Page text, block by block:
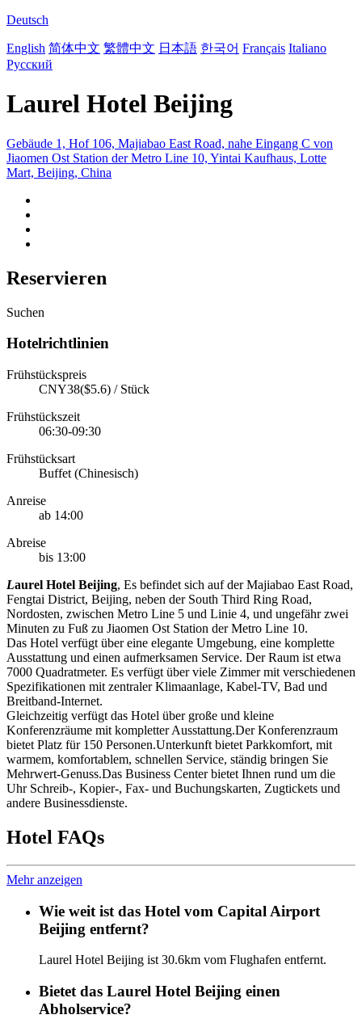
Deutsch
English 简体中文 繁體中文 日本語 한국어 Français Italiano
Русский
Laurel Hotel Beijing
Gebäude 1, Hof 106, Majiabao East Road, nahe Eingang C von
Jiaomen Ost Station der Metro Line 10, Yintai Kaufhaus, Lotte
Mart, Beijing, China
Reservieren
Suchen
Hotelrichtlinien
Frühstückspreis
CNY38($5.6) / Stück
Frühstückszeit
06:30-09:30
Frühstücksart
Buffet (Chinesisch)
Anreise
ab 14:00
Abreise
bis 13:00
Laurel Hotel Beijing, Es befindet sich auf der Majiabao East Road,
Fengtai District, Beijing, neben der South Third Ring Road,
Nordosten, zwischen Metro Line 5 und Linie 4, und ungefähr zwei
Minuten zu Fuß zu Jiaomen Ost Station der Metro Line 10.
Das Hotel verfügt über eine elegante Umgebung, eine komplette
Ausstattung und einen aufmerksamen Service. Der Raum ist etwa
7000 Quadratmeter. Es verfügt über viele Zimmer mit verschiedenen
Spezifikationen mit zentraler Klimaanlage, Kabel-TV, Bad und
Breitband-Internet.
Gleichzeitig verfügt das Hotel über große und kleine
Konferenzräume mit kompletter Ausstattung.Der Konferenzraum
bietet Platz für 150 Personen.Unterkunft bietet Parkkomfort, mit
warmem, komfortablem, schnellen Service, ständig bringen Sie
Mehrwert-Genuss.Das Business Center bietet Ihnen rund um die
Uhr Schreib-, Kopier-, Fax- und Buchungskarten, Zugtickets und
andere Businessdienste.
Hotel FAQs
Mehr anzeigen
Wie weit ist das Hotel vom Capital Airport
Beijing entfernt?
Laurel Hotel Beijing ist 30.6km vom Flughafen entfernt.
Bietet das Laurel Hotel Beijing einen
Abholservice?